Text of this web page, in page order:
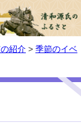
紹介 > 季節のイベ